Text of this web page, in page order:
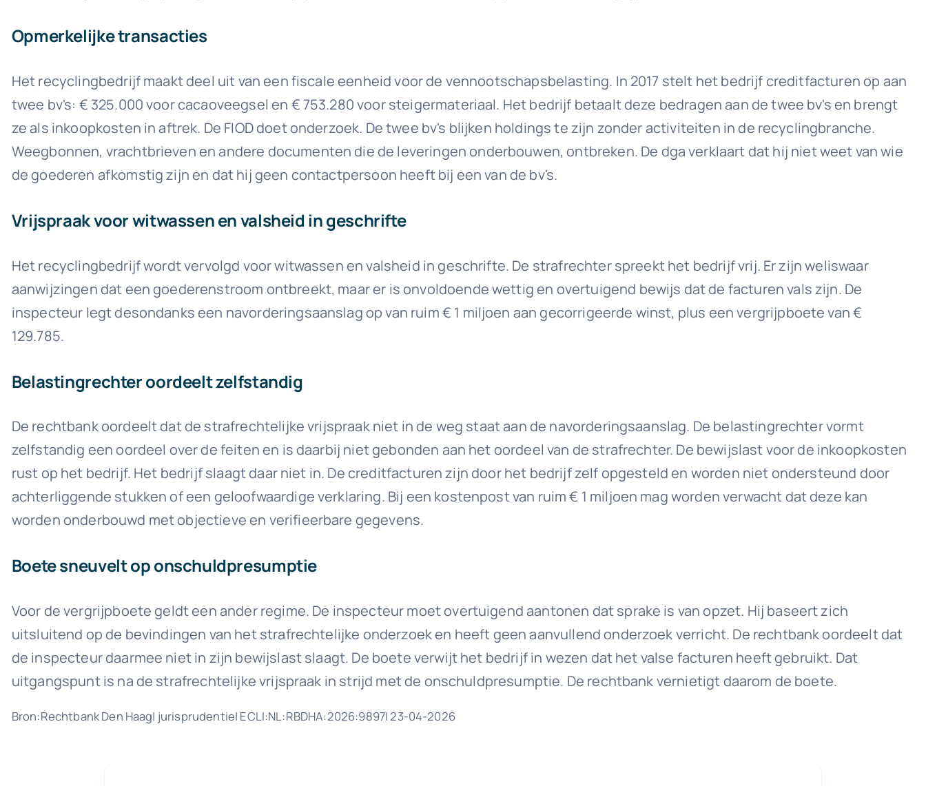
Opmerkelijke transacties
Het recyclingbedrijf maakt deel uit van een fiscale eenheid voor de vennootschapsbelasting. In 2017 stelt het bedrijf creditfacturen op aan
twee bv's: € 325.000 voor cacaoveegsel en € 753.280 voor steigermateriaal. Het bedrijf betaalt deze bedragen aan de twee bv's en brengt
ze als inkoopkosten in aftrek. De FIOD doet onderzoek. De twee bv's blijken holdings te zijn zonder activiteiten in de recyclingbranche.
Weegbonnen, vrachtbrieven en andere documenten die de leveringen onderbouwen, ontbreken. De dga verklaart dat hij niet weet van wie
de goederen afkomstig zijn en dat hij geen contactpersoon heeft bij een van de bv's.
Vrijspraak voor witwassen en valsheid in geschrifte
Het recyclingbedrijf wordt vervolgd voor witwassen en valsheid in geschrifte. De strafrechter spreekt het bedrijf vrij. Er zijn weliswaar
aanwijzingen dat een goederenstroom ontbreekt, maar er is onvoldoende wettig en overtuigend bewijs dat de facturen vals zijn. De
inspecteur legt desondanks een navorderingsaanslag op van ruim € 1 miljoen aan gecorrigeerde winst, plus een vergrijpboete van €
129.785.
Belastingrechter oordeelt zelfstandig
De rechtbank oordeelt dat de strafrechtelijke vrijspraak niet in de weg staat aan de navorderingsaanslag. De belastingrechter vormt
zelfstandig een oordeel over de feiten en is daarbij niet gebonden aan het oordeel van de strafrechter. De bewijslast voor de inkoopkosten
rust op het bedrijf. Het bedrijf slaagt daar niet in. De creditfacturen zijn door het bedrijf zelf opgesteld en worden niet ondersteund door
achterliggende stukken of een geloofwaardige verklaring. Bij een kostenpost van ruim € 1 miljoen mag worden verwacht dat deze kan
worden onderbouwd met objectieve en verifieerbare gegevens.
Boete sneuvelt op onschuldpresumptie
Voor de vergrijpboete geldt een ander regime. De inspecteur moet overtuigend aantonen dat sprake is van opzet. Hij baseert zich
uitsluitend op de bevindingen van het strafrechtelijke onderzoek en heeft geen aanvullend onderzoek verricht. De rechtbank oordeelt dat
de inspecteur daarmee niet in zijn bewijslast slaagt. De boete verwijt het bedrijf in wezen dat het valse facturen heeft gebruikt. Dat
uitgangspunt is na de strafrechtelijke vrijspraak in strijd met de onschuldpresumptie. De rechtbank vernietigt daarom de boete.
Bron:Rechtbank Den Haag| jurisprudentie| ECLI:NL:RBDHA:2026:9897| 23-04-2026